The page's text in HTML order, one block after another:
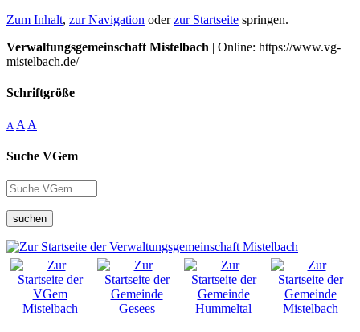
Zum Inhalt, zur Navigation oderzur Startseite springen.
Verwaltungsgemeinschaft Mistelbach | Online: https://www.vg-
mistelbach.de/
Schriftgröße
A A A
Suche VGem
suchen